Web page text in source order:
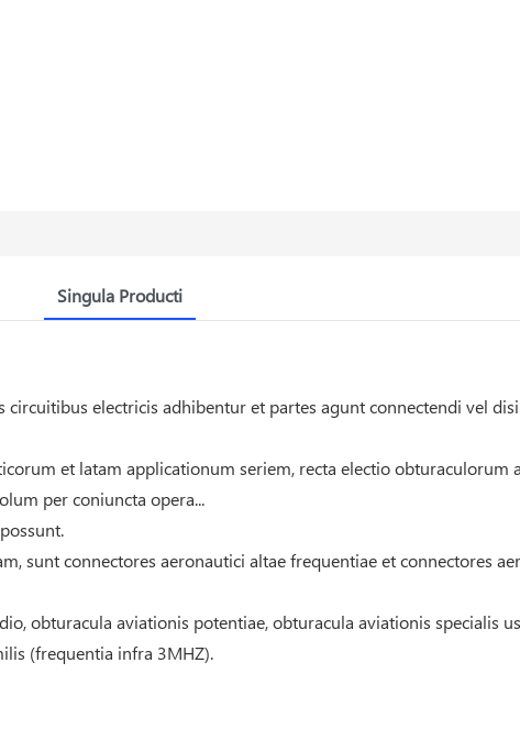
Singula Producti
electricis adhibentur et partes agunt connectendi vel
et latam applicationum seriem, recta electio obturaculorum
per coniuncta opera...
sunt connectores aeronautici altae frequentiae et connectores
obturacula aviationis potentiae, obturacula aviationis specialis
(frequentia infra 3MHZ).